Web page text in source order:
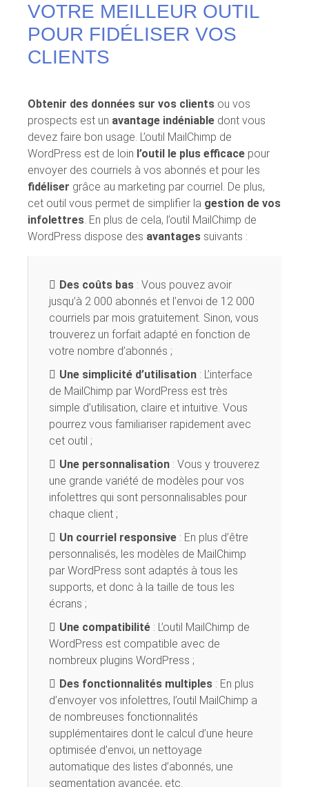
VOTRE MEILLEUR OUTIL
POUR FIDÉLISER VOS
CLIENTS
Obtenir des données sur vos clients ou vos
prospects est un avantage indéniable dont vous
devez faire bon usage. L’outil MailChimp de
WordPress est de loin l’outil le plus efficace pour
envoyer des courriels à vos abonnés et pour les
fidéliser grâce au marketing par courriel. De plus,
cet outil vous permet de simplifier la gestion de vos
infolettres. En plus de cela, l’outil MailChimp de
WordPress dispose des avantages suivants :
Des coûts bas : Vous pouvez avoir
jusqu’à 2 000 abonnés et l’envoi de 12 000
courriels par mois gratuitement. Sinon, vous
trouverez un forfait adapté en fonction de
votre nombre d’abonnés ;
Une simplicité d’utilisation : L’interface
de MailChimp par WordPress est très
simple d’utilisation, claire et intuitive. Vous
pourrez vous familiariser rapidement avec
cet outil ;
Une personnalisation : Vous y trouverez
une grande variété de modèles pour vos
infolettres qui sont personnalisables pour
chaque client ;
Un courriel responsive : En plus d’être
personnalisés, les modèles de MailChimp
par WordPress sont adaptés à tous les
supports, et donc à la taille de tous les
écrans ;
Une compatibilité : L’outil MailChimp de
WordPress est compatible avec de
nombreux plugins WordPress ;
Des fonctionnalités multiples : En plus
d’envoyer vos infolettres, l’outil MailChimp a
de nombreuses fonctionnalités
supplémentaires dont le calcul d’une heure
optimisée d’envoi, un nettoyage
automatique des listes d’abonnés, une
segmentation avancée, etc.